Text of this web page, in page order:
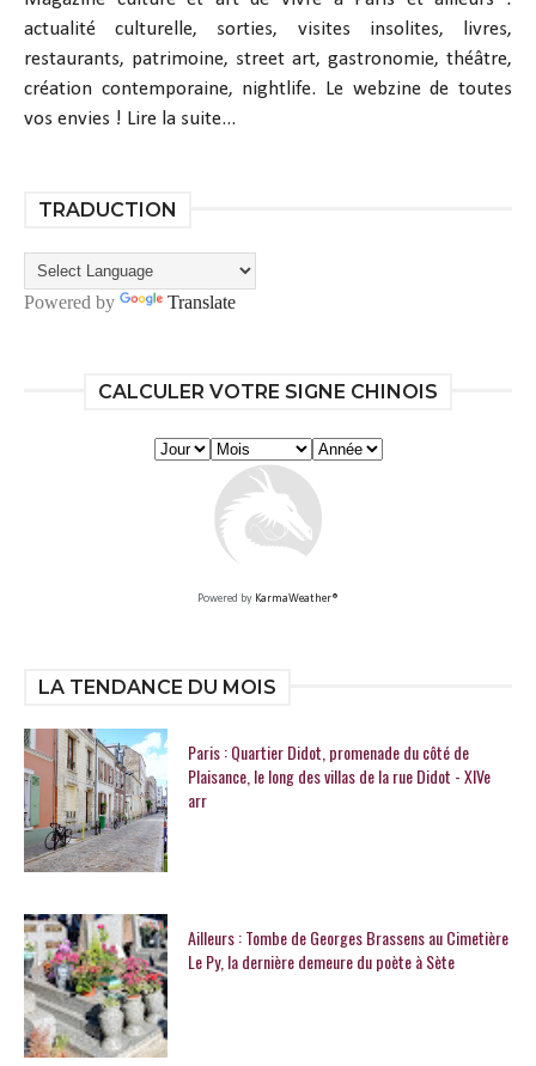
actualité culturelle, sorties, visites insolites, livres,
restaurants, patrimoine, street art, gastronomie, théâtre,
création contemporaine, nightlife. Le webzine de toutes
vos envies ! Lire la suite...
TRADUCTION
Powered by Translate
CALCULER VOTRE SIGNE CHINOIS
Powered by KarmaWeather®
LA TENDANCE DU MOIS
Paris : Quartier Didot, promenade du côté de
Plaisance, le long des villas de la rue Didot - XIVe
arr
Ailleurs : Tombe de Georges Brassens au Cimetière
Le Py, la dernière demeure du poète à Sète